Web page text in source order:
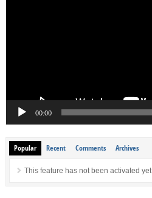
00:00
Popular Recent Comments Archives
This feature has not been activated yet.